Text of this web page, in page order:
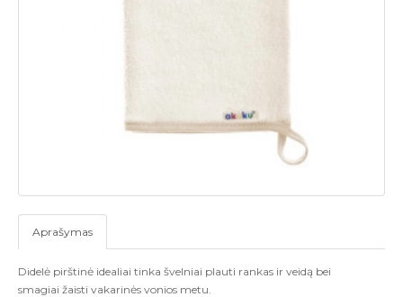
Aprašymas
Didelė pirštinė idealiai tinka švelniai plauti rankas ir veidą bei
smagiai žaisti vakarinės vonios metu.